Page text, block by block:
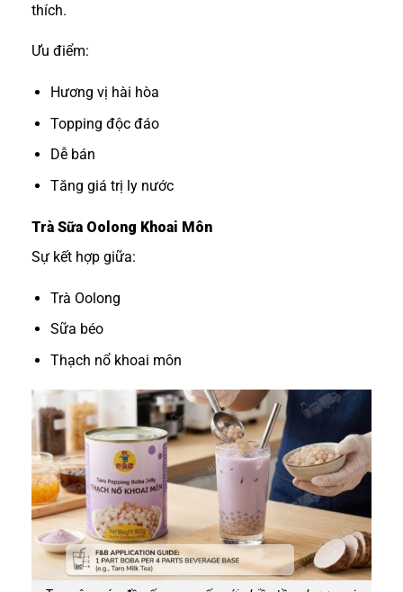
thích.
Ưu điểm:
Hương vị hài hòa
Topping độc đáo
Dễ bán
Tăng giá trị ly nước
Trà Sữa Oolong Khoai Môn
Sự kết hợp giữa:
Trà Oolong
Sữa béo
Thạch nổ khoai môn